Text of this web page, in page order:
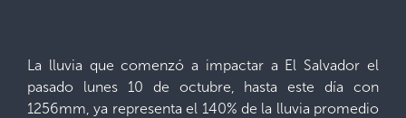
La lluvia que comenzó a impactar a El Salvador el
pasado lunes 10 de octubre, hasta este día con
1256mm, ya representa el 140% de la lluvia promedio